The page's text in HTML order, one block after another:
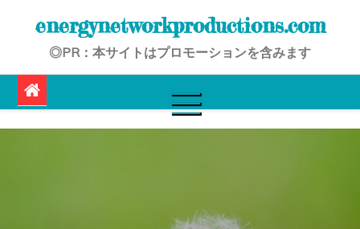
energynetworkproductions.com
◎PR：本サイトはプロモーションを含みます